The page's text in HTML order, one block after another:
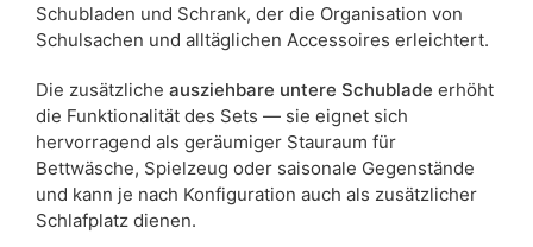
Schubladen und Schrank, der die Organisation von
Schulsachen und alltäglichen Accessoires erleichtert.
Die zusätzliche ausziehbare untere Schublade erhöht
die Funktionalität des Sets — sie eignet sich
hervorragend als geräumiger Stauraum für
Bettwäsche, Spielzeug oder saisonale Gegenstände
und kann je nach Konfiguration auch als zusätzlicher
Schlafplatz dienen.